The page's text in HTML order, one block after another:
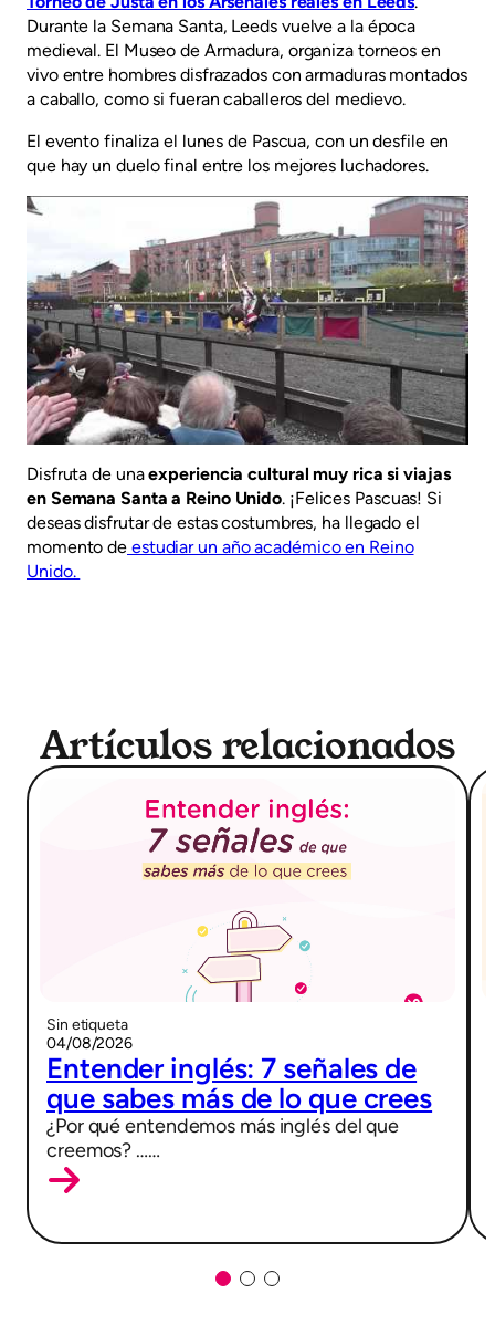
Durante la Semana Santa, Leeds vuelve a la época
medieval. El Museo de Armadura, organiza torneos en
vivo entre hombres disfrazados con armaduras montados
a caballo, como si fueran caballeros del medievo.
El evento finaliza el lunes de Pascua, con un desfile en
que hay un duelo final entre los mejores luchadores.
Disfruta de unaexperiencia cultural muy rica si viajas
en Semana Santa a Reino Unido. ¡Felices Pascuas! Si
deseas disfrutar de estas costumbres, ha llegado el
momento de estudiar un año académico en Reino
Unido.
Artículos relacionados
Sin etiqueta
04/08/2026
Entender inglés: 7 señales de
que sabes más de lo que crees
¿Por qué entendemos más inglés del que
creemos? ……